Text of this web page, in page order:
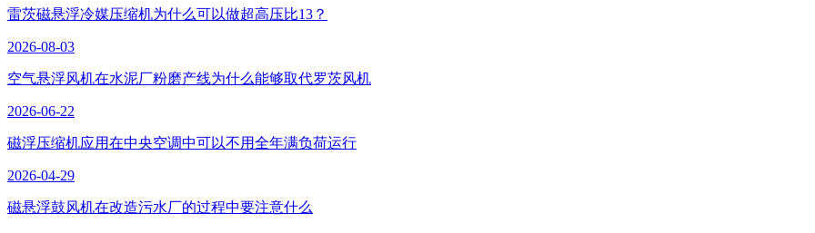
雷茨磁悬浮冷媒压缩机为什么可以做超高压比13？
2026-08-03
空气悬浮风机在水泥厂粉磨产线为什么能够取代罗茨风机
2026-06-22
磁浮压缩机应用在中央空调中可以不用全年满负荷运行
2026-04-29
磁悬浮鼓风机在改造污水厂的过程中要注意什么